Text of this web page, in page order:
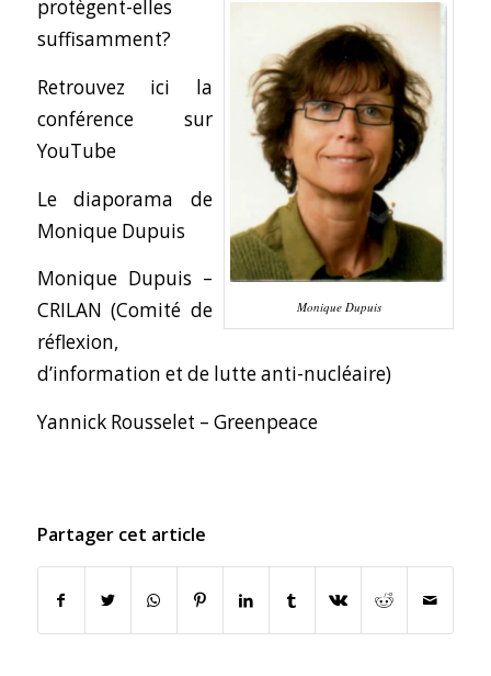
Monique Dupuis
protègent-elles
suffisamment?
Retrouvez ici la
conférence sur
YouTube
Le diaporama de
Monique Dupuis
Monique Dupuis –
CRILAN (Comité de
réflexion,
d’information et de lutte anti-nucléaire)
Yannick Rousselet – Greenpeace
Partager cet article